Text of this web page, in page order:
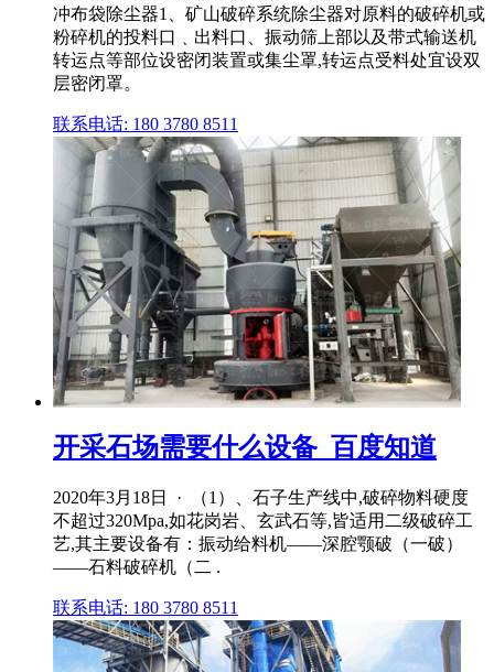
冲布袋除尘器1、矿山破碎系统除尘器对原料的破碎机或
粉碎机的投料口﹑出料口、振动筛上部以及带式输送机
转运点等部位设密闭装置或集尘罩,转运点受料处宜设双
层密闭罩。
联系电话: 180 3780 8511
开采石场需要什么设备_百度知道
2020年3月18日 · （1）、石子生产线中,破碎物料硬度
不超过320Mpa,如花岗岩、玄武石等,皆适用二级破碎工
艺,其主要设备有：振动给料机——深腔颚破（一破）
——石料破碎机（二 .
联系电话: 180 3780 8511